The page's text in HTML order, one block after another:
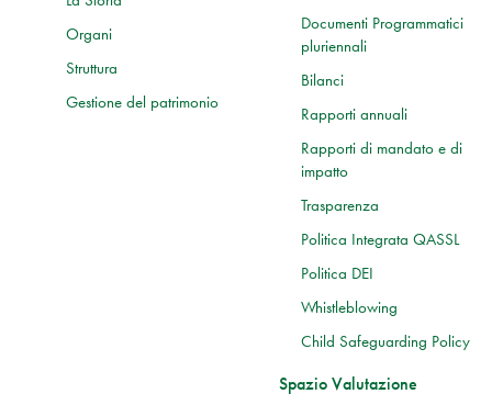
Organi
Struttura
Gestione del patrimonio
Documenti Programmatici
pluriennali
Bilanci
Rapporti annuali
Rapporti di mandato e di
impatto
Trasparenza
Politica Integrata QASSL
Politica DEI
Whistleblowing
Child Safeguarding Policy
Spazio Valutazione